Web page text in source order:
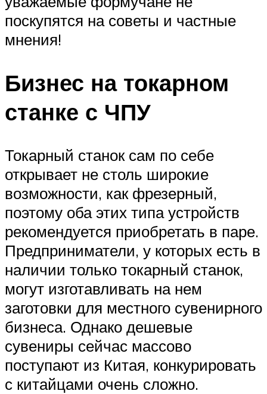
поскупятся на советы и частные
мнения!
Бизнес на токарном
станке с ЧПУ
Токарный станок сам по себе
открывает не столь широкие
возможности, как фрезерный,
поэтому оба этих типа устройств
рекомендуется приобретать в паре.
Предприниматели, у которых есть в
наличии только токарный станок,
могут изготавливать на нем
заготовки для местного сувенирного
бизнеса. Однако дешевые
сувениры сейчас массово
поступают из Китая, конкурировать
с китайцами очень сложно.